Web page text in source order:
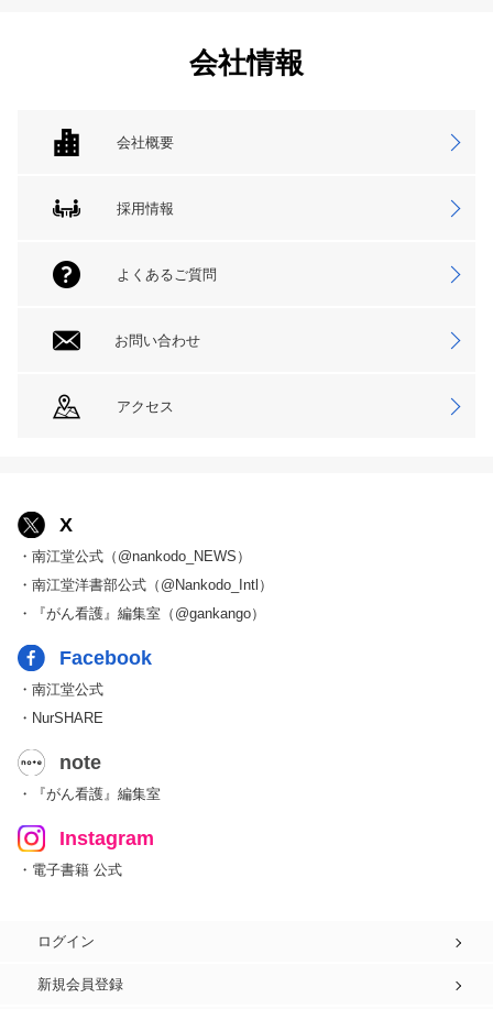
会社情報
会社概要
採用情報
よくあるご質問
お問い合わせ
アクセス
X
・南江堂公式（@nankodo_NEWS）
・南江堂洋書部公式（@Nankodo_Intl）
・『がん看護』編集室（@gankango）
Facebook
・南江堂公式
・NurSHARE
note
・『がん看護』編集室
Instagram
・電子書籍 公式
ログイン
新規会員登録